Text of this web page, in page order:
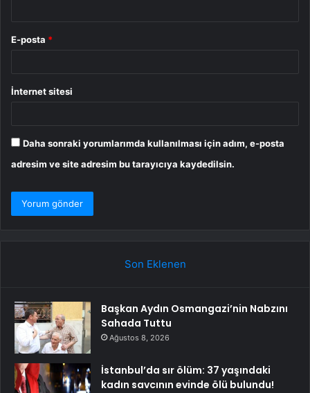
E-posta *
İnternet sitesi
Daha sonraki yorumlarımda kullanılması için adım, e-posta
adresim ve site adresim bu tarayıcıya kaydedilsin.
Son Eklenen
Başkan Aydın Osmangazi’nin Nabzını
Sahada Tuttu
Ağustos 8, 2026
İstanbul’da sır ölüm: 37 yaşındaki
kadın savcının evinde ölü bulundu!